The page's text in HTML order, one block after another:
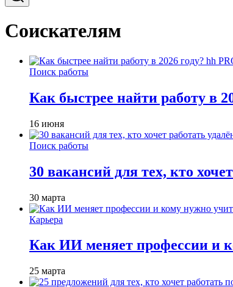
Соискателям
Поиск работы
Как быстрее найти работу в
16 июня
Поиск работы
30 вакансий для тех, кто
30 марта
Карьера
Как ИИ меняет профессии и
25 марта